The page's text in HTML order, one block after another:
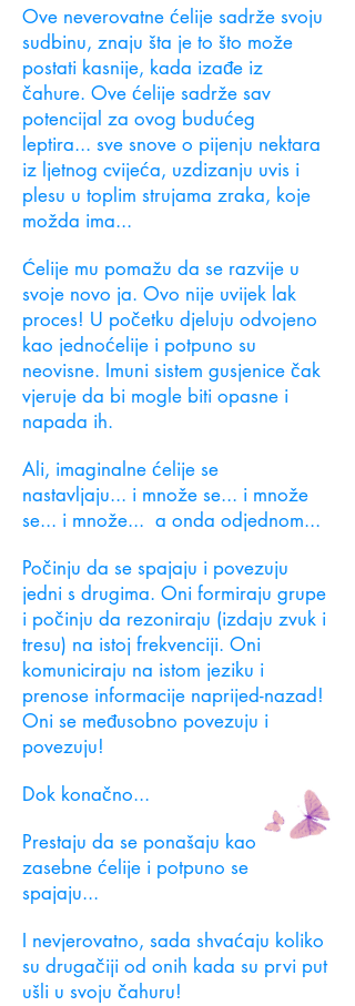
Ove neverovatne ćelije sadrže svoju
sudbinu, znaju šta je to što može
postati kasnije, kada izađe iz
čahure. Ove ćelije sadrže sav
potencijal za ovog budućeg
leptira... sve snove o pijenju nektara
iz ljetnog cvijeća, uzdizanju uvis i
plesu u toplim strujama zraka, koje
možda ima...
Ćelije mu pomažu da se razvije u
svoje novo ja. Ovo nije uvijek lak
proces! U početku djeluju odvojeno
kao jednoćelije i potpuno su
neovisne. Imuni sistem gusjenice čak
vjeruje da bi mogle biti opasne i
napada ih.
Ali, imaginalne ćelije se
nastavljaju... i množe se... i množe
se... i množe... a onda odjednom...
Počinju da se spajaju i povezuju
jedni s drugima. Oni formiraju grupe
i počinju da rezoniraju (izdaju zvuk i
tresu) na istoj frekvenciji. Oni
komuniciraju na istom jeziku i
prenose informacije naprijed-nazad!
Oni se međusobno povezuju i
povezuju!
Dok konačno...
Prestaju da se ponašaju kao
zasebne ćelije i potpuno se
spajaju...
I nevjerovatno, sada shvaćaju koliko
su drugačiji od onih kada su prvi put
ušli u svoju čahuru!